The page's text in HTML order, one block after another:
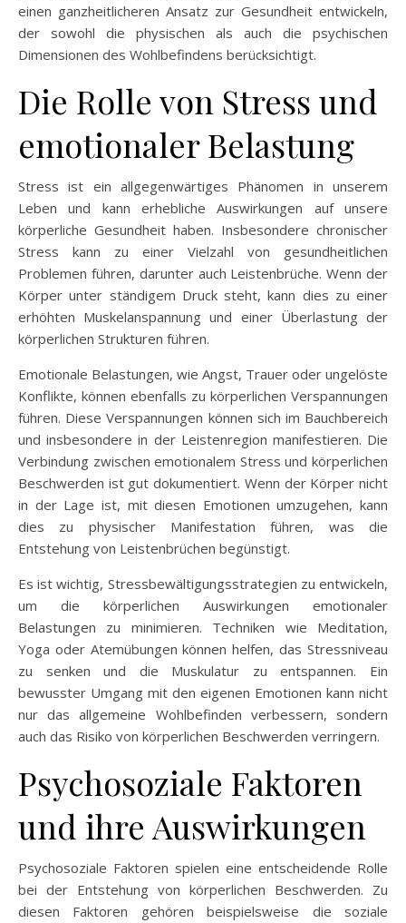
einen ganzheitlicheren Ansatz zur Gesundheit entwickeln,
der sowohl die physischen als auch die psychischen
Dimensionen des Wohlbefindens berücksichtigt.
Die Rolle von Stress und
emotionaler Belastung
Stress ist ein allgegenwärtiges Phänomen in unserem
Leben und kann erhebliche Auswirkungen auf unsere
körperliche Gesundheit haben. Insbesondere chronischer
Stress kann zu einer Vielzahl von gesundheitlichen
Problemen führen, darunter auch Leistenbrüche. Wenn der
Körper unter ständigem Druck steht, kann dies zu einer
erhöhten Muskelanspannung und einer Überlastung der
körperlichen Strukturen führen.
Emotionale Belastungen, wie Angst, Trauer oder ungelöste
Konflikte, können ebenfalls zu körperlichen Verspannungen
führen. Diese Verspannungen können sich im Bauchbereich
und insbesondere in der Leistenregion manifestieren. Die
Verbindung zwischen emotionalem Stress und körperlichen
Beschwerden ist gut dokumentiert. Wenn der Körper nicht
in der Lage ist, mit diesen Emotionen umzugehen, kann
dies zu physischer Manifestation führen, was die
Entstehung von Leistenbrüchen begünstigt.
Es ist wichtig, Stressbewältigungsstrategien zu entwickeln,
um die körperlichen Auswirkungen emotionaler
Belastungen zu minimieren. Techniken wie Meditation,
Yoga oder Atemübungen können helfen, das Stressniveau
zu senken und die Muskulatur zu entspannen. Ein
bewusster Umgang mit den eigenen Emotionen kann nicht
nur das allgemeine Wohlbefinden verbessern, sondern
auch das Risiko von körperlichen Beschwerden verringern.
Psychosoziale Faktoren
und ihre Auswirkungen
Psychosoziale Faktoren spielen eine entscheidende Rolle
bei der Entstehung von körperlichen Beschwerden. Zu
diesen Faktoren gehören beispielsweise die soziale